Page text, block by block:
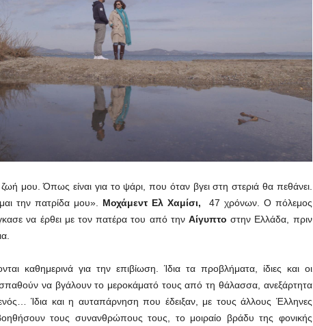
μου. Όπως είναι για το ψάρι, που όταν βγει στη στεριά θα πεθάνει.
την πατρίδα μου». Μοχάμεντ Ελ Χαμίσι, 47 χρόνων. Ο πόλεμος
να έρθει με τον πατέρα του από την Αίγυπτοστην Ελλάδα, πριν
καθημερινά για την επιβίωση. Ίδια τα προβλήματα, ίδιες και οι
να βγάλουν το μεροκάματό τους από τη θάλασσα, ανεξάρτητα
Ίδια και η αυταπάρνηση που έδειξαν, με τους άλλους Έλληνες
τους συνανθρώπους τους, το μοιραίο βράδυ της φονικής